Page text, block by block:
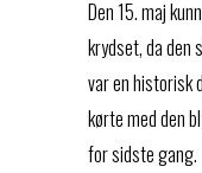
Den 15. maj
krydset, da den
var en historisk
kørte med den
for sidste gang.